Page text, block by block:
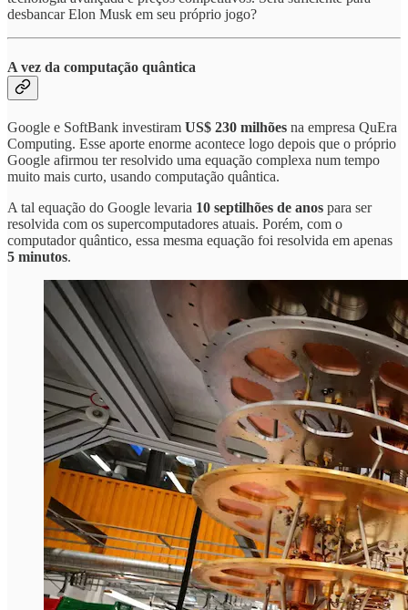
desbancar Elon Musk em seu próprio jogo?
A vez da computação quântica
Google e SoftBank investiram US$ 230 milhões na empresa QuEra
Computing. Esse aporte enorme acontece logo depois que o próprio
Google afirmou ter resolvido uma equação complexa num tempo
muito mais curto, usando computação quântica.
A tal equação do Google levaria 10 septilhões de anos para ser
resolvida com os supercomputadores atuais. Porém, com o
computador quântico, essa mesma equação foi resolvida em apenas
5 minutos.